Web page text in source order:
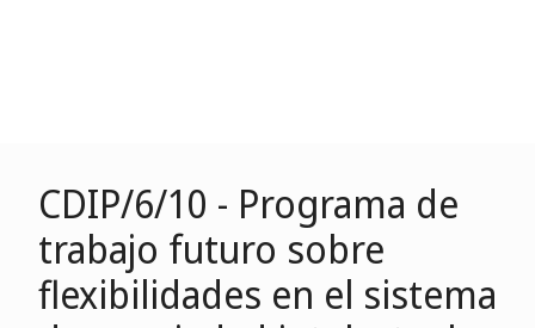
CDIP/6/10 - Programa de
trabajo futuro sobre
flexibilidades en el sistema